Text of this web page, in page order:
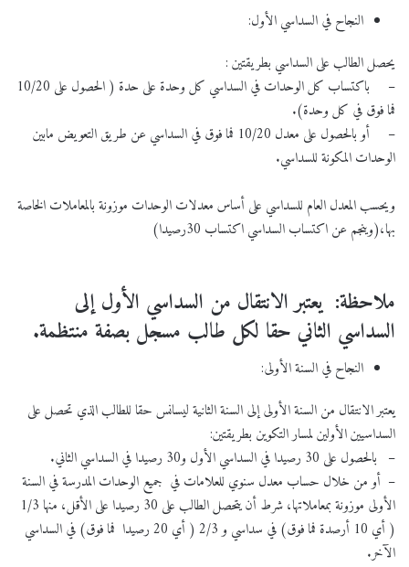
النجاح في السداسي الأول:
يحصل الطالب على السداسي بطريقتين :
– باكتساب كل الوحدات في السداسي كل وحدة على حدة ( الحصول على 10/20
فما فوق في كل وحدة).
– أو بالحصول على معدل 10/20 فما فوق في السداسي عن طريق التعويض مابين
الوحدات المكونة للسداسي.
ويحسب المعدل العام للسداسي على أساس معدلات الوحدات موزونة بالمعاملات الخاصة
بها،(وينجم عن اكتساب السداسي اكتساب 30رصيدا)
ملاحظة: يعتبر الانتقال من السداسي الأول إلى
السداسي الثاني حقا لكل طالب مسجل بصفة منتظمة.
النجاح في السنة الأولى:
يعتبر الانتقال من السنة الأولى إلى السنة الثانية ليسانس حقا للطالب الذي تحصل على
السداسيين الأولين لمسار التكوين بطريقتين:
– بالحصول على 30 رصيدا في السداسي الأول و30 رصيدا في السداسي الثاني.
– أو من خلال حساب معدل سنوي للعلامات في جميع الوحدات المدرسة في السنة
الأولى موزونة بمعاملاتها، شرط أن يتحصل الطالب على 30 رصيدا على الأقل، منها 1/3
( أي 10 أرصدة فما فوق) في سداسي و 2/3 ( أي 20 رصيدا فما فوق) في السداسي
الآخر.